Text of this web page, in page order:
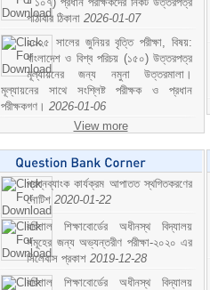
পাঠাবার ঠিকানা 2026-01-07
২০২৫ সালের জুনিয়র বৃত্তি পরীক্ষা, বিষয়:
বাংলাদেশ ও বিশ্ব পরিচয় (১৫০) উত্তরপত্র
মূল্যায়নের জন্য নমুনা উত্তরমালা।
মূল্যায়নের সাথে সংশ্লিষ্ট পরীক্ষক ও প্রধান
পরীক্ষকগণ। 2026-01-06
View more
প্রশ্নব্যাংক কার্যক্রম আপাতত স্থগিতকরণের
নোটিশ 2020-01-22
বরিশাল শিক্ষাবোর্ডের অধীনস্থ বিদ্যালয়
সমূহের জন্য অভ্যন্তরীণ পরীক্ষা-২০২০ এর
সিলেবাস প্রকাশ 2019-12-28
বরিশাল শিক্ষাবোর্ডের অধীনস্থ বিদ্যালয়